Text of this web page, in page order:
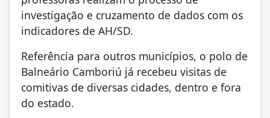
investigação e cruzamento de dados com os
indicadores de AH/SD.
Referência para outros municípios, o polo de
Balneário Camboriú já recebeu visitas de
comitivas de diversas cidades, dentro e fora
do estado.